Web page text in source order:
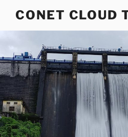
Inhalt
springen
CONET CLOUD